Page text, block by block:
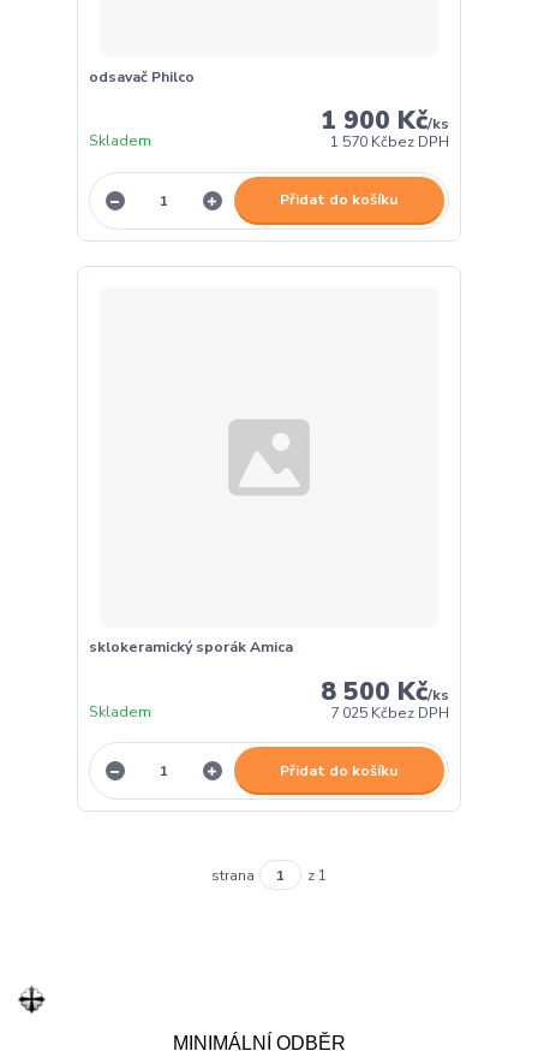
odsavač Philco
1 900 Kč/ks
1 570 Kčbez DPH
Skladem
Přidat do košíku
sklokeramický sporák Amica
8 500 Kč/ks
7 025 Kčbez DPH
Skladem
Přidat do košíku
strana z 1
MINIMÁLNÍ ODBĚR